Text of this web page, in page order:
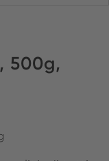
500g,